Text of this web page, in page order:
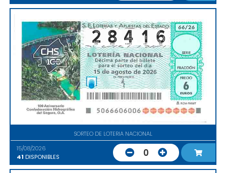
SORTEO DE LOTERIA NACIONAL
15/08/2026
41 DISPONIBLES 0